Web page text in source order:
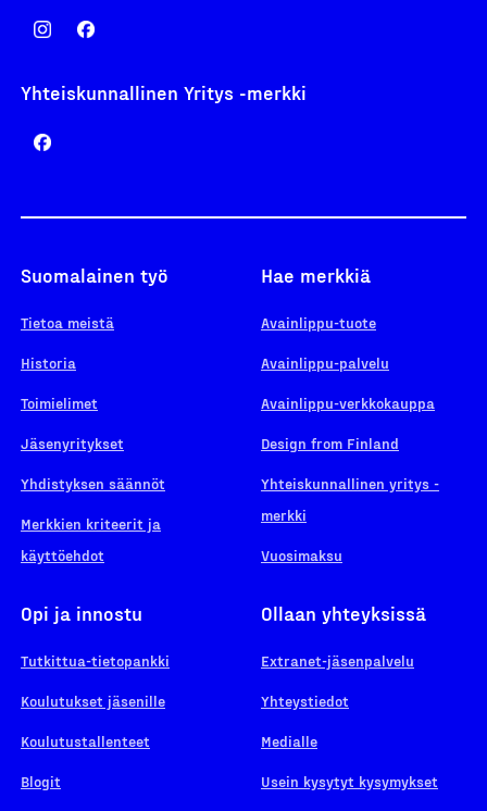
Yhteiskunnallinen Yritys -merkki
Suomalainen työ
Tietoa meistä
Historia
Toimielimet
Jäsenyritykset
Yhdistyksen säännöt
Merkkien kriteerit ja
käyttöehdot
Hae merkkiä
Avainlippu-tuote
Avainlippu-palvelu
Avainlippu-verkkokauppa
Design from Finland
Yhteiskunnallinen yritys -
merkki
Vuosimaksu
Opi ja innostu
Tutkittua-tietopankki
Koulutukset jäsenille
Koulutustallenteet
Blogit
Ollaan yhteyksissä
Extranet-jäsenpalvelu
Yhteystiedot
Medialle
Usein kysytyt kysymykset